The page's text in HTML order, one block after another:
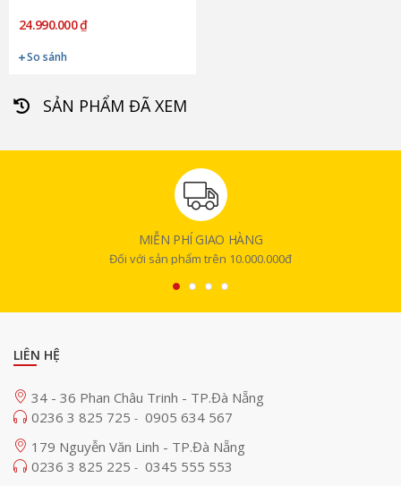
24.990.000 ₫
So sánh
SẢN PHẨM ĐÃ XEM
MIỄN PHÍ GIAO HÀNG
Đối với sản phẩm trên 10.000.000đ
LIÊN HỆ
34 - 36 Phan Châu Trinh - TP.Đà Nẵng
0236 3 825 725 - 0905 634 567
179 Nguyễn Văn Linh - TP.Đà Nẵng
0236 3 825 225 - 0345 555 553